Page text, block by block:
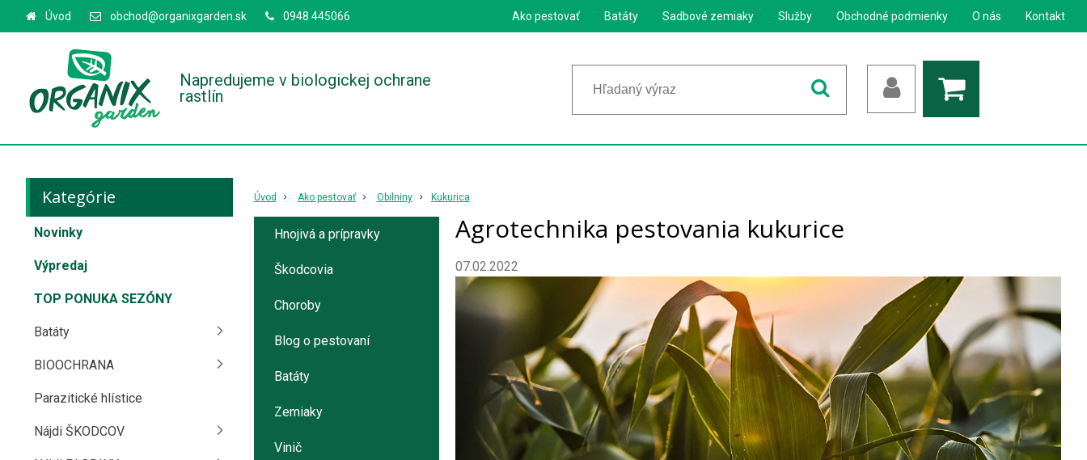
Napredujeme v biologickej ochrane
rastlín
Úvod obchod@organixgarden.sk 0948 445066 Ako pestovať Batáty Sadbové zemiaky Služby Obchodné podmienky O nás Kontakt
Úvod Ako pestovať Obilniny Kukurica
Hnojivá a prípravky
Škodcovia
Choroby
Blog o pestovaní
Batáty
Zemiaky
Vinič
Agrotechnika pestovania kukurice
07.02.2022
Kategórie
Novinky
Výpredaj
TOP PONUKA SEZÓNY
Batáty
BIOOCHRANA
Parazitické hlístice
Nájdi ŠKODCOV